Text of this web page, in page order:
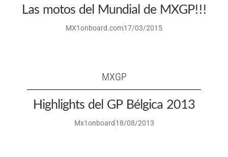
Las motos del Mundial de MXGP!!!
MX1onboard.com17/03/2015
MXGP
Highlights del GP Bélgica 2013
Mx1onboard 18/08/2013